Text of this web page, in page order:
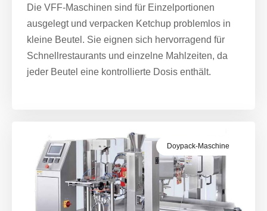
Die VFF-Maschinen sind für Einzelportionen
ausgelegt und verpacken Ketchup problemlos in
kleine Beutel. Sie eignen sich hervorragend für
Schnellrestaurants und einzelne Mahlzeiten, da
jeder Beutel eine kontrollierte Dosis enthält.
Doypack-Maschine